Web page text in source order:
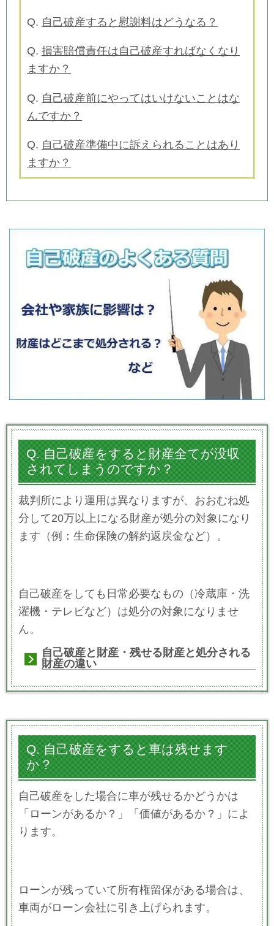
Q. 自己破産すると慰謝料はどうなる？
Q. 損害賠償責任は自己破産すればなくなり
ますか？
Q. 自己破産前にやってはいけないことはな
んですか？
Q. 自己破産準備中に訴えられることはあり
ますか？
Q.自己破産をすると財産全てが没収
されてしまうのですか？
裁判所により運用は異なりますが、おおむね処
分して20万以上になる財産が処分の対象になり
ます（例：生命保険の解約返戻金など）。
自己破産をしても日常必要なもの（冷蔵庫・洗
濯機・テレビなど）は処分の対象になりませ
ん。
自己破産と財産・残せる財産と処分される
財産の違い
Q. 自己破産をすると車は残せます
か？
自己破産をした場合に車が残せるかどうかは
「ローンがあるか？」「価値があるか？」によ
ります。
ローンが残っていて所有権留保がある場合は、
車両がローン会社に引き上げられます。